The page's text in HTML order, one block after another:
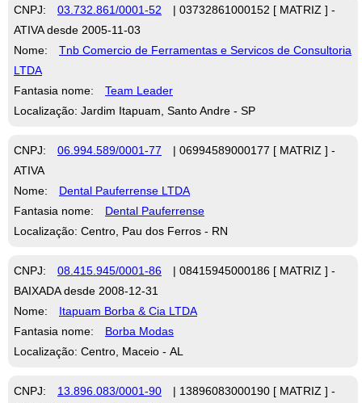
CNPJ: 03.732.861/0001-52
| 03732861000152 [ MATRIZ ] -
ATIVA desde 2005-11-03
Nome:
Tnb Comercio de Ferramentas e Servicos de Consultoria
LTDA
Fantasia nome:
Team Leader
Localização: Jardim Itapuam, Santo Andre - SP
CNPJ: 06.994.589/0001-77
| 06994589000177 [ MATRIZ ] -
ATIVA
Nome:
Dental Pauferrense LTDA
Fantasia nome:
Dental Pauferrense
Localização: Centro, Pau dos Ferros - RN
CNPJ: 08.415.945/0001-86
| 08415945000186 [ MATRIZ ] -
BAIXADA desde 2008-12-31
Nome:
Itapuam Borba & Cia LTDA
Fantasia nome:
Borba Modas
Localização: Centro, Maceio - AL
CNPJ: 13.896.083/0001-90
| 13896083000190 [ MATRIZ ] -